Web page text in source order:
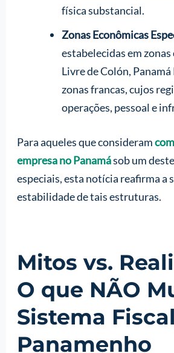
física substancial.
Zonas Econômicas
estabelecidas em zonas
Livre de Colón,
zonas francas, cujos
operações, pessoal e
Para aqueles que consideram
empresa no Panamásob um
especiais, esta notícia reafirma a
estabilidade de tais estruturas.
Mitos vs.
O que NÃO
Sistema Fiscal
Panamenho